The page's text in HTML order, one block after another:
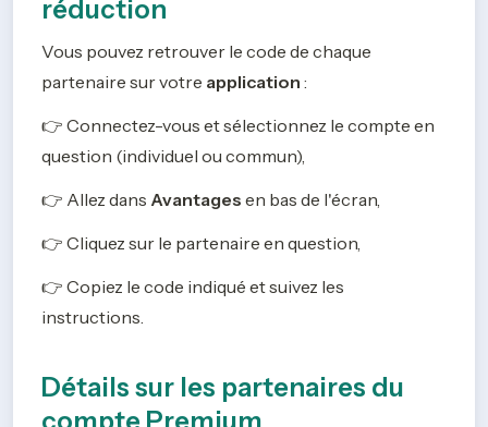
réduction
Vous pouvez retrouver le code de chaque
partenaire sur votre application :
👉 Connectez-vous et sélectionnez le compte en
question (individuel ou commun),
👉 Allez dans Avantages en bas de l'écran,
👉 Cliquez sur le partenaire en question,
👉 Copiez le code indiqué et suivez les
instructions.
Détails sur les partenaires du